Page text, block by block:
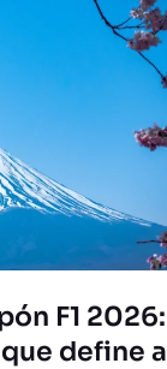
F1 2026:
define a